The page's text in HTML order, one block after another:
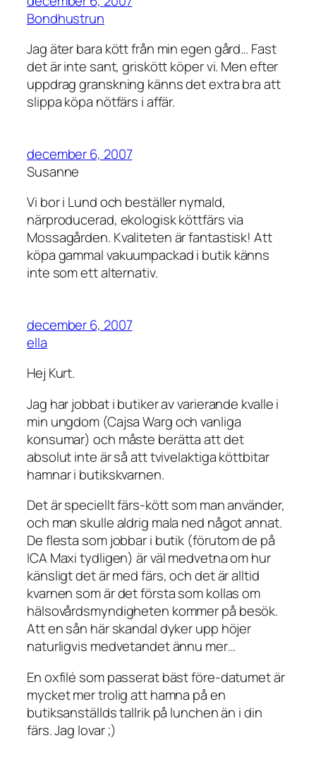
Bondhustrun
Jag äter bara kött från min egen gård… Fast
det är inte sant, griskött köper vi. Men efter
uppdrag granskning känns det extra bra att
slippa köpa nötfärs i affär.
december 6, 2007
Susanne
Vi bor i Lund och beställer nymald,
närproducerad, ekologisk köttfärs via
Mossagården. Kvaliteten är fantastisk! Att
köpa gammal vakuumpackad i butik känns
inte som ett alternativ.
december 6, 2007
ella
Hej Kurt.
Jag har jobbat i butiker av varierande kvalle i
min ungdom (Cajsa Warg och vanliga
konsumar) och måste berätta att det
absolut inte är så att tvivelaktiga köttbitar
hamnar i butikskvarnen.
Det är speciellt färs-kött som man använder,
och man skulle aldrig mala ned något annat.
De flesta som jobbar i butik (förutom de på
ICA Maxi tydligen) är väl medvetna om hur
känsligt det är med färs, och det är alltid
kvarnen som är det första som kollas om
hälsovårdsmyndigheten kommer på besök.
Att en sån här skandal dyker upp höjer
naturligvis medvetandet ännu mer…
En oxfilé som passerat bäst före-datumet är
mycket mer trolig att hamna på en
butiksanställds tallrik på lunchen än i din
färs. Jag lovar ;)